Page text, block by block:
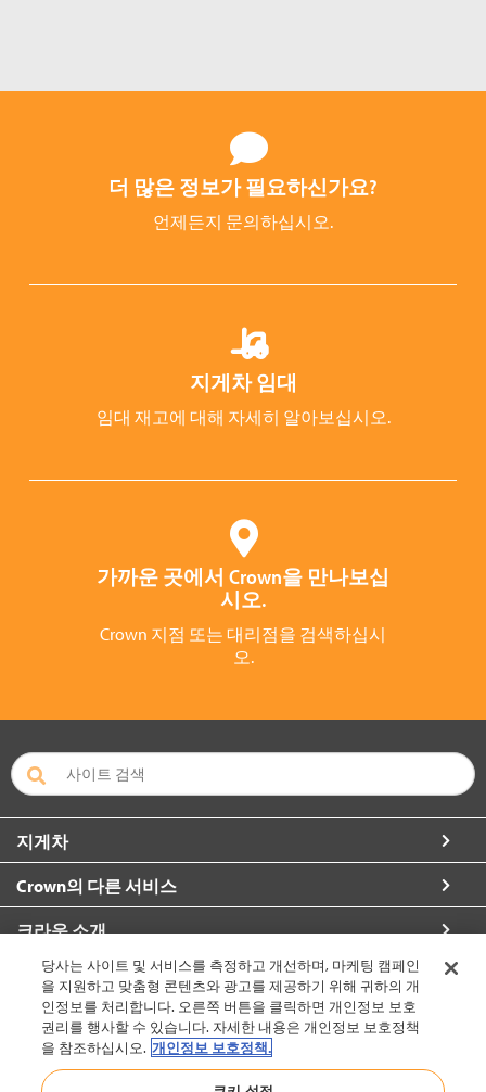
더 많은 정보가 필요하신가요?
언제든지 문의하십시오.
지게차 임대
임대 재고에 대해 자세히 알아보십시오.
가까운 곳에서 Crown을 만나보십
시오.
Crown 지점 또는 대리점을 검색하십시
오.
지게차
Crown의 다른 서비스
크라운 소개
자세한 정보 요청
대한민국 (변경)
당사는 사이트 및 서비스를 측정하고 개선하며, 마케팅 캠페인
을 지원하고 맞춤형 콘텐츠와 광고를 제공하기 위해 귀하의 개
인정보를 처리합니다. 오른쪽 버튼을 클릭하면 개인정보 보호
권리를 행사할 수 있습니다. 자세한 내용은 개인정보 보호정책
을 참조하십시오. 개인정보 보호정책.